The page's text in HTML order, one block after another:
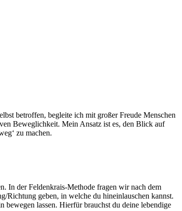
betroffen, begleite ich mit großer Freude Menschen
Beweglichkeit. Mein Ansatz ist es, den Blick auf
zu machen.
In der Feldenkrais-Methode fragen wir nach dem
Richtung geben, in welche du hineinlauschen kannst.
lassen. Hierfür brauchst du deine lebendige